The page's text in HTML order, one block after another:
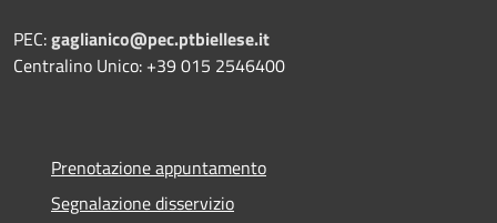
PEC:gaglianico@pec.ptbiellese.it
Centralino Unico: +39 015 2546400
Prenotazione appuntamento
Segnalazione disservizio